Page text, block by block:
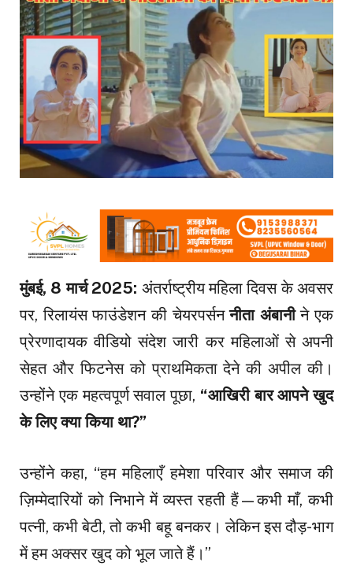
मुंबई, 8 मार्च 2025: अंतर्राष्ट्रीय महिला दिवस के अवसर
पर, रिलायंस फाउंडेशन की चेयरपर्सननीता अंबानीने एक
प्रेरणादायक वीडियो संदेश जारी कर महिलाओं से अपनी
सेहत और फिटनेस को प्राथमिकता देने की अपील की।
उन्होंने एक महत्वपूर्ण सवाल पूछा, “आखिरी बार आपने खुद
के लिए क्या किया था?”
उन्होंने कहा, “हम महिलाएँ हमेशा परिवार और समाज की
ज़िम्मेदारियों को निभाने में व्यस्त रहती हैं—कभी माँ, कभी
पत्नी, कभी बेटी, तो कभी बहू बनकर। लेकिन इस दौड़-भाग
में हम अक्सर खुद को भूल जाते हैं।”